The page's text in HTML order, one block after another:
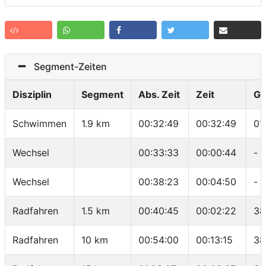
Segment-Zeiten
Disziplin Segment Abs. Zeit Zeit
Schwimmen 1.9 km 00:32:49 00:32:49
Wechsel 00:33:33 00:00:44 -
Wechsel 00:38:23 00:04:50 -
Radfahren 1.5 km 00:40:45 00:02:22
Radfahren 10 km 00:54:00 00:13:15